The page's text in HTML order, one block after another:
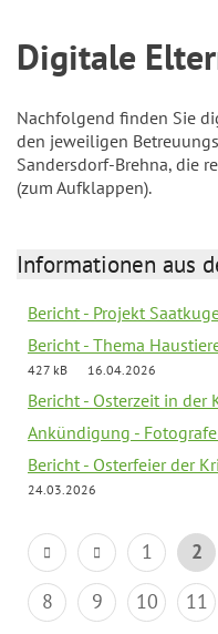
Digitale
Nachfolgend finden Sie
den jeweiligen
Sandersdorf-Brehna, die
(zum Aufklappen).
Informationen aus
Bericht - Projekt
Bericht - Thema
427 kB
16.04.2026
Bericht - Osterzeit in der
Ankündigung -
Bericht - Osterfeier der
24.03.2026
1 2
8
9 10 11